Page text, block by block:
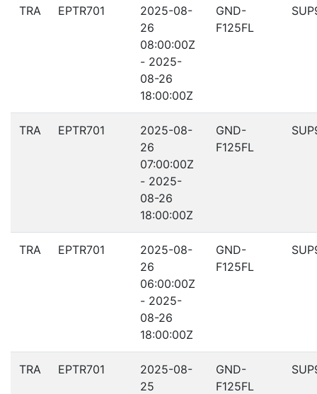
TRA EPTR701
2025-08-
26
08:00:00Z
- 2025-
08-26
18:00:00Z
GND-
F125FL
TRA EPTR701
2025-08-
26
07:00:00Z
- 2025-
08-26
18:00:00Z
GND-
F125FL
TRA EPTR701
2025-08-
26
06:00:00Z
- 2025-
08-26
18:00:00Z
GND-
F125FL
TRA EPTR701
2025-08-
25
GND-
F125FL